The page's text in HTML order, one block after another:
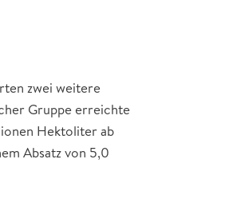
zwei weitere
Gruppe erreichte
Hektoliter ab
Absatz von 5,0